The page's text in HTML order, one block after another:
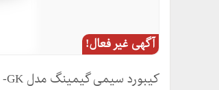
آگهی غیر فعال!